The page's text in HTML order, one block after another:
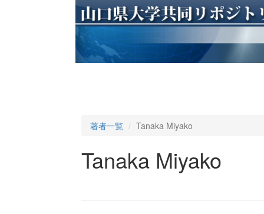
著者一覧 Tanaka Miyako
Tanaka Miyako